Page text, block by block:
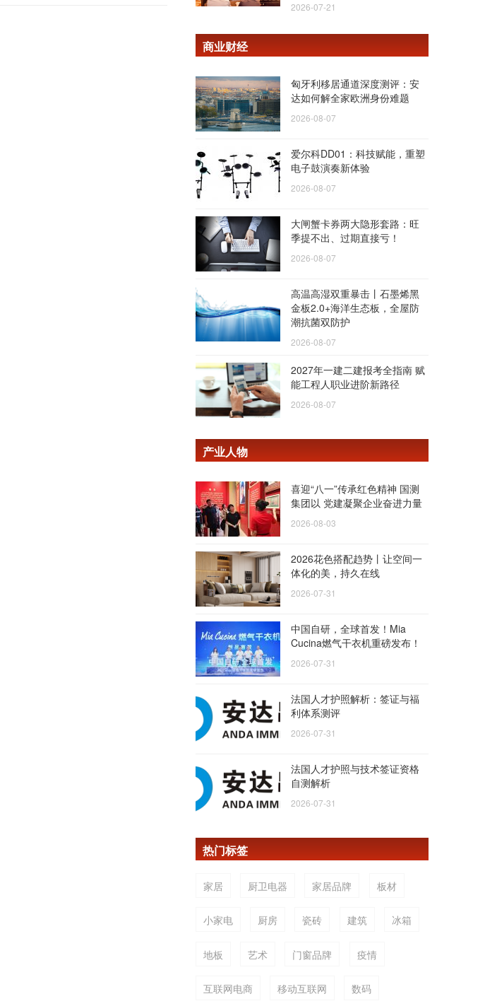
2026-07-21
商业财经
匈牙利移居通道深度测评：安
达如何解全家欧洲身份难题
2026-08-07
爱尔科DD01：科技赋能，重塑
电子鼓演奏新体验
2026-08-07
大闸蟹卡券两大隐形套路：旺
季提不出、过期直接亏！
2026-08-07
高温高湿双重暴击丨石墨烯黑
金板2.0+海洋生态板，全屋防
潮抗菌双防护
2026-08-07
2027年一建二建报考全指南 赋
能工程人职业进阶新路径
2026-08-07
产业人物
喜迎“八一”传承红色精神 国测
集团以 党建凝聚企业奋进力量
2026-08-03
2026花色搭配趋势丨让空间一
体化的美，持久在线
2026-07-31
中国自研，全球首发！Mia
Cucina燃气干衣机重磅发布！
2026-07-31
法国人才护照解析：签证与福
利体系测评
2026-07-31
法国人才护照与技术签证资格
自测解析
2026-07-31
热门标签
家居 厨卫电器 家居品牌 板材
小家电 厨房 瓷砖 建筑 冰箱
地板 艺术 门窗品牌 疫情
互联网电商 移动互联网 数码